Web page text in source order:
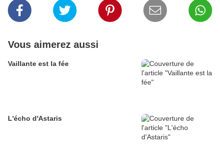
Vous aimerez aussi
Vaillante est la fée
L'écho d'Astaris